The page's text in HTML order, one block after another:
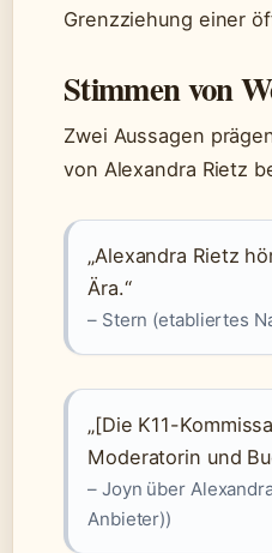
Grenzziehung einer
Stimmen von
Zwei Aussagen
von Alexandra Rietz
„Alexandra Rietz
Ära.“
– Stern (etabliertes
„[Die K11-
Moderatorin und
– Joyn über
Anbieter))